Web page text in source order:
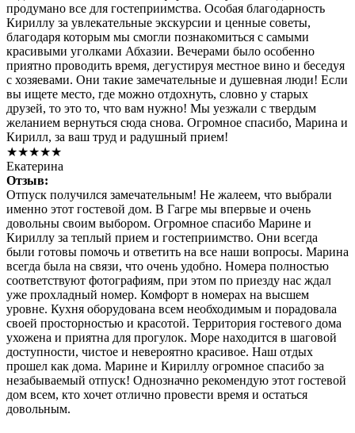
продумано все для гостеприимства. Особая благодарность
Кириллу за увлекательные экскурсии и ценные советы,
благодаря которым мы смогли познакомиться с самыми
красивыми уголками Абхазии. Вечерами было особенно
приятно проводить время, дегустируя местное вино и беседуя
с хозяевами. Они такие замечательные и душевная люди! Если
вы ищете место, где можно отдохнуть, словно у старых
друзей, то это то, что вам нужно! Мы уезжали с твердым
желанием вернуться сюда снова. Огромное спасибо, Марина и
Кирилл, за ваш труд и радушный прием!
★★★★★
Екатерина
Отзыв:
Отпуск получился замечательным! Не жалеем, что выбрали
именно этот гостевой дом. В Гагре мы впервые и очень
довольны своим выбором. Огромное спасибо Марине и
Кириллу за теплый прием и гостеприимство. Они всегда
были готовы помочь и ответить на все наши вопросы. Марина
всегда была на связи, что очень удобно. Номера полностью
соответствуют фотографиям, при этом по приезду нас ждал
уже прохладный номер. Комфорт в номерах на высшем
уровне. Кухня оборудована всем необходимым и порадовала
своей просторностью и красотой. Территория гостевого дома
ухожена и приятна для прогулок. Море находится в шаговой
доступности, чистое и невероятно красивое. Наш отдых
прошел как дома. Марине и Кириллу огромное спасибо за
незабываемый отпуск! Однозначно рекомендую этот гостевой
дом всем, кто хочет отлично провести время и остаться
довольным.